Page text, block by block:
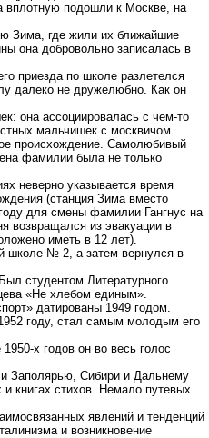
вплотную подошли к Москве, на
Зима, где жили их ближайшие
она добровольно записалась в
приезда по школе разлетелся
далеко не дружелюбно. Как он
она ассоциировалась с чем-то
мальчишек с москвичом
происхождение. Самолюбивый
фамилии была не только
неверно указывается время
(станция Зима вместо
для смены фамилии Гангнус на
возвращался из эвакуации в
иметь в 12 лет).
школе № 2, а затем вернулся в
студентом Литературного
«Не хлебом единым».
датированы 1949 годом.
году, стал самым молодым его
х годов он во весь голос
и Заполярью, Сибири и Дальнему
книгах стихов. Немало путевых
явлений и тенденций
и возникновение